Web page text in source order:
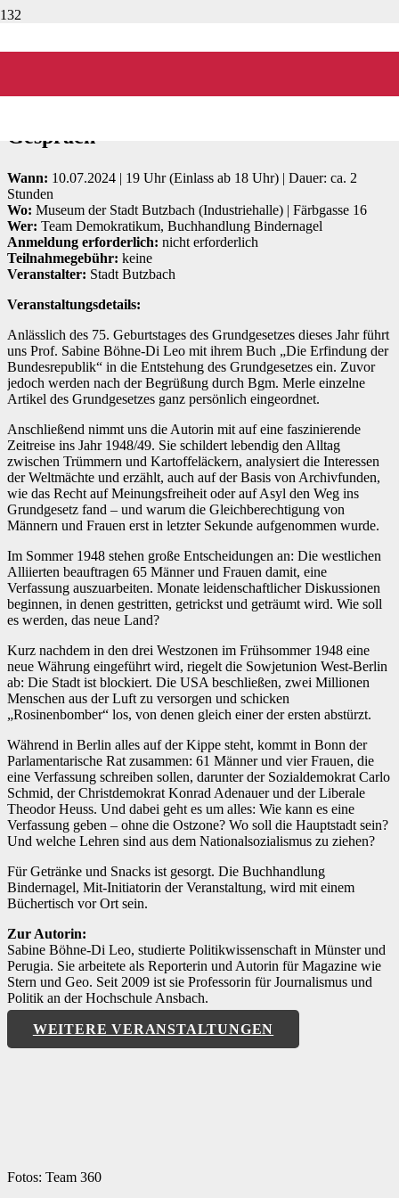
Gespräch
Wann: 10.07.2024 | 19 Uhr (Einlass ab 18 Uhr) | Dauer: ca. 2
Stunden
Wo: Museum der Stadt Butzbach (Industriehalle) | Färbgasse 16
Wer: Team Demokratikum, Buchhandlung Bindernagel
Anmeldung erforderlich: nicht erforderlich
Teilnahmegebühr: keine
Veranstalter: Stadt Butzbach
Veranstaltungsdetails:
Anlässlich des 75. Geburtstages des Grundgesetzes dieses Jahr führt
uns Prof. Sabine Böhne-Di Leo mit ihrem Buch „Die Erfindung der
Bundesrepublik“ in die Entstehung des Grundgesetzes ein. Zuvor
jedoch werden nach der Begrüßung durch Bgm. Merle einzelne
Artikel des Grundgesetzes ganz persönlich eingeordnet.
Anschließend nimmt uns die Autorin mit auf eine faszinierende
Zeitreise ins Jahr 1948/49. Sie schildert lebendig den Alltag
zwischen Trümmern und Kartoffeläckern, analysiert die Interessen
der Weltmächte und erzählt, auch auf der Basis von Archivfunden,
wie das Recht auf Meinungsfreiheit oder auf Asyl den Weg ins
Grundgesetz fand – und warum die Gleichberechtigung von
Männern und Frauen erst in letzter Sekunde aufgenommen wurde.
Im Sommer 1948 stehen große Entscheidungen an: Die westlichen
Alliierten beauftragen 65 Männer und Frauen damit, eine
Verfassung auszuarbeiten. Monate leidenschaftlicher Diskussionen
beginnen, in denen gestritten, getrickst und geträumt wird. Wie soll
es werden, das neue Land?
Kurz nachdem in den drei Westzonen im Frühsommer 1948 eine
neue Währung eingeführt wird, riegelt die Sowjetunion West-Berlin
ab: Die Stadt ist blockiert. Die USA beschließen, zwei Millionen
Menschen aus der Luft zu versorgen und schicken
„Rosinenbomber“ los, von denen gleich einer der ersten abstürzt.
Während in Berlin alles auf der Kippe steht, kommt in Bonn der
Parlamentarische Rat zusammen: 61 Männer und vier Frauen, die
eine Verfassung schreiben sollen, darunter der Sozialdemokrat Carlo
Schmid, der Christdemokrat Konrad Adenauer und der Liberale
Theodor Heuss. Und dabei geht es um alles: Wie kann es eine
Verfassung geben – ohne die Ostzone? Wo soll die Hauptstadt sein?
Und welche Lehren sind aus dem Nationalsozialismus zu ziehen?
Für Getränke und Snacks ist gesorgt. Die Buchhandlung
Bindernagel, Mit-Initiatorin der Veranstaltung, wird mit einem
Büchertisch vor Ort sein.
Zur Autorin:
Sabine Böhne-Di Leo, studierte Politikwissenschaft in Münster und
Perugia. Sie arbeitete als Reporterin und Autorin für Magazine wie
Stern und Geo. Seit 2009 ist sie Professorin für Journalismus und
Politik an der Hochschule Ansbach.
WEITERE VERANSTALTUNGEN
Fotos: Team 360